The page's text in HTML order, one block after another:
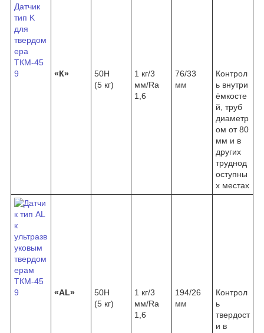
«К»
50H
(5 кг)
1 кг/3
мм/Ra
1,6
76/33
мм
Контрол
ь внутри
ёмкосте
й, труб
диаметр
ом от 80
мм и в
других
труднод
оступны
х местах
«AL»
50H
(5 кг)
1 кг/3
мм/Ra
1,6
194/26
мм
Контрол
ь
твердост
и в